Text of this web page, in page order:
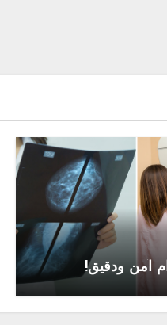
آمن ودقيق!